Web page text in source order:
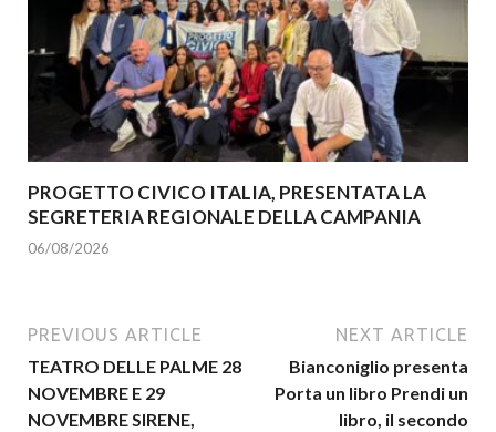
PROGETTO CIVICO ITALIA, PRESENTATA LA
SEGRETERIA REGIONALE DELLA CAMPANIA
06/08/2026
PREVIOUS ARTICLE
TEATRO DELLE PALME 28
NOVEMBRE E 29
NOVEMBRE SIRENE,
NEXT ARTICLE
Bianconiglio presenta
Porta un libro Prendi un
libro, il secondo